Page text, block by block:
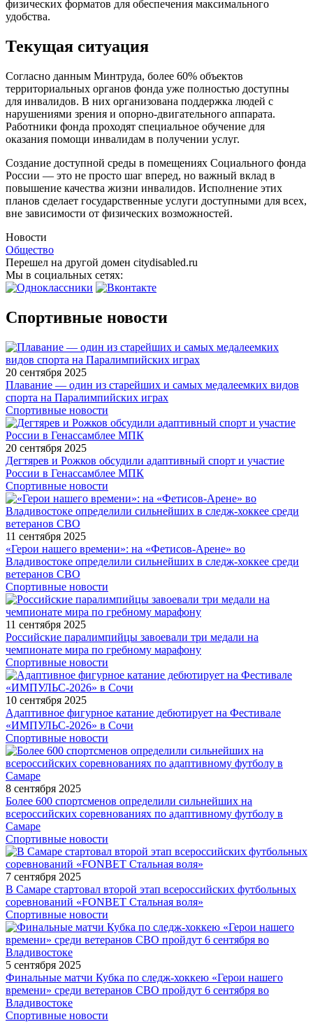
физических форматов для обеспечения максимального
удобства.
Текущая ситуация
Согласно данным Минтруда, более 60% объектов
территориальных органов фонда уже полностью доступны
для инвалидов. В них организована поддержка людей с
нарушениями зрения и опорно-двигательного аппарата.
Работники фонда проходят специальное обучение для
оказания помощи инвалидам в получении услуг.
Создание доступной среды в помещениях Социального фонда
России — это не просто шаг вперед, но важный вклад в
повышение качества жизни инвалидов. Исполнение этих
планов сделает государственные услуги доступными для всех,
вне зависимости от физических возможностей.
Новости
Общество
Перешел на другой домен citydisabled.ru
Мы в социальных сетях:
Спортивные новости
20 сентября 2025
Плавание — один из старейших и самых медалеемких видов
спорта на Паралимпийских играх
Спортивные новости
20 сентября 2025
Дегтярев и Рожков обсудили адаптивный спорт и участие
России в Генассамблее МПК
Спортивные новости
11 сентября 2025
«Герои нашего времени»: на «Фетисов-Арене» во
Владивостоке определили сильнейших в следж-хоккее среди
ветеранов СВО
Спортивные новости
11 сентября 2025
Российские паралимпийцы завоевали три медали на
чемпионате мира по гребному марафону
Спортивные новости
10 сентября 2025
Адаптивное фигурное катание дебютирует на Фестивале
«ИМПУЛЬС-2026» в Сочи
Спортивные новости
8 сентября 2025
Более 600 спортсменов определили сильнейших на
всероссийских соревнованиях по адаптивному футболу в
Самаре
Спортивные новости
7 сентября 2025
В Самаре стартовал второй этап всероссийских футбольных
соревнований «FONBET Стальная воля»
Спортивные новости
5 сентября 2025
Финальные матчи Кубка по следж-хоккею «Герои нашего
времени» среди ветеранов СВО пройдут 6 сентября во
Владивостоке
Спортивные новости